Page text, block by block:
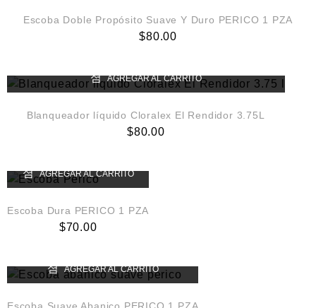
Escoba Doble Propósito Suave Y Duro PERICO 1 PZA
$80.00
AGREGAR AL CARRITO
Blanqueador líquido Cloralex El Rendidor 3.75L
$80.00
AGREGAR AL CARRITO
Escoba Dura PERICO 1 PZA
$70.00
AGREGAR AL CARRITO